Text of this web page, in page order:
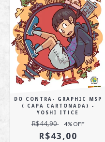
DO CONTRA- GRAPHIC MSP
( CAPA CARTONADA) -
YOSHI ITICE
R$44,90 4% OFF
R$43,00